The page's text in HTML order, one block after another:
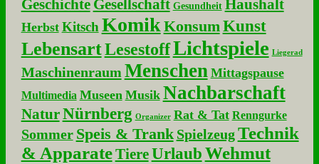
Geschichte Gesellschaft Gesundheit Haushalt
Herbst Kitsch KomikKonsumKunst
LebensartLesestoffLichtspiele Liegerad
Maschinenraum Menschen Mittagspause
Multimedia Museen Musik Nachbarschaft
NaturNürnberg Organizer Rat & Tat Renngurke
Sommer Speis & Trank Spielzeug Technik
& Apparate Tiere UrlaubWehmut